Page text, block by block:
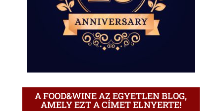
A FOOD&WINE AZ EGYETLEN BLOG,
AMELY EZT A CÍMET ELNYERTE!